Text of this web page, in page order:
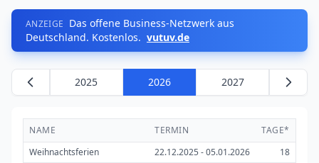
ANZEIGE Das offene Business-Netzwerk aus
Deutschland. Kostenlos. vutuv.de
2025 2026 2027
NAME TERMIN
TAGE*
Weihnachtsferien
22.12.2025 - 05.01.2026
18